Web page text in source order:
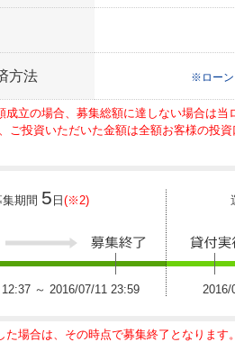
方法 ※ローン
立の場合、募集総額に達しない場合は当
ご投資いただいた金額は全額お客様の投資
集期間 5 日(※2)
～ 2016/07/11 23:59
場合は、その時点で募集終了となります。